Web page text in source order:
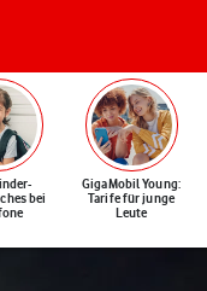
bei
GigaMobil Young:
Tarife für junge
Leute